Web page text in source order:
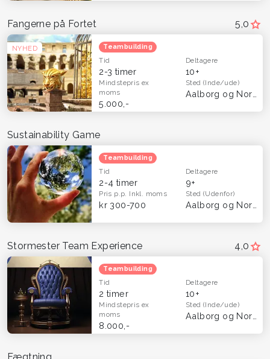
5,0
NYHED
Fangerne på Fortet
Teambuilding
Tid
2-3 timer
Deltagere
10+
Mindstepris ex
moms
5.000,-
Sted(Inde/ude)
Sustainability Game
Teambuilding
Tid
2-4 timer
Deltagere
9+
Pris p.p. Inkl. moms
kr 300-700
Sted(Udenfor)
4,0
Stormester Team Experience
Teambuilding
Tid
2 timer
Deltagere
10+
Mindstepris ex
moms
8.000,-
Sted(Inde/ude)